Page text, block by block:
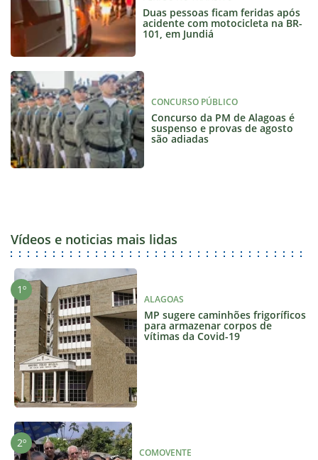
Duas pessoas ficam feridas após
acidente com motocicleta na BR-
101, em Jundiá
CONCURSO PÚBLICO
Concurso da PM de Alagoas é
suspenso e provas de agosto
são adiadas
Vídeos e noticias mais lidas
ALAGOAS
MP sugere caminhões frigoríficos
para armazenar corpos de
vítimas da Covid-19
COMOVENTE